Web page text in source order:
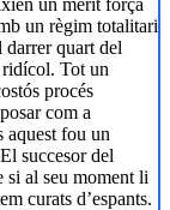
un mèrit força
un règim totalitari
darrer quart del
Tot un
procés
com a
aquest fou un
succesor del
al seu moment li
curats d’espants.